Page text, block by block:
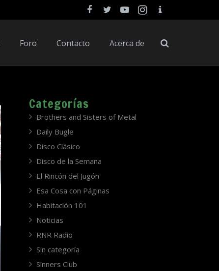
Foro Contacto Acerca de
Categorías
Brothers and Sisters of Metal
Daily Bugle
Disco Clásico
Disco de la Semana
El Rincón del Jugón
Esa Cosa con Páginas
Habitación 101
Noticias
RNR Radio
Sin categoría
Sinners Club